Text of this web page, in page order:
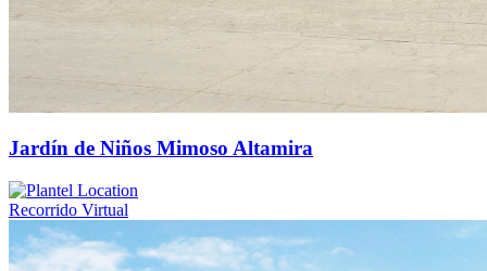
Jardín de Niños Mimoso Altamira
Recorrido Virtual